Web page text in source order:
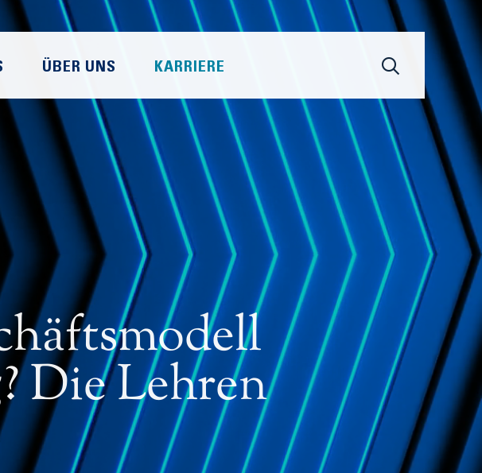
Die Lehren
ÜBER UNS KARRIERE